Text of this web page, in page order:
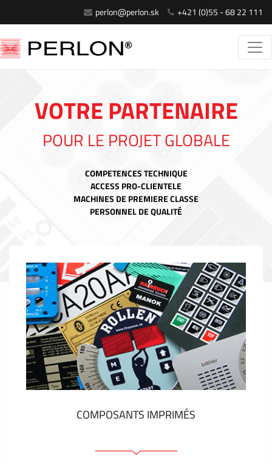
perlon@perlon.sk +421 (0)55 - 68 22 111
VOTRE PARTENAIRE
POUR LE PROJET GLOBALE
COMPETENCES TECHNIQUE
ACCESS PRO-CLIENTELE
MACHINES DE PREMIERE CLASSE
PERSONNEL DE QUALITÉ
COMPOSANTS IMPRIMÉS